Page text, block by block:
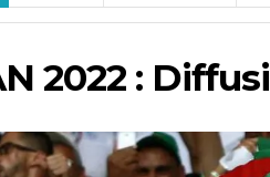
2022 :